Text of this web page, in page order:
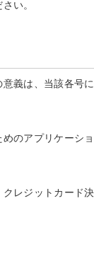
い。
義は、当該各号
のアプリケーシ
レジットカード